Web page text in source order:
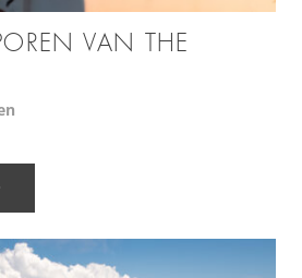
VAN THE